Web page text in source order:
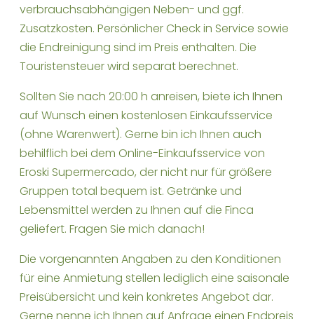
verbrauchsabhängigen Neben- und ggf.
Zusatzkosten. Persönlicher Check in Service sowie
die Endreinigung sind im Preis enthalten. Die
Touristensteuer wird separat berechnet.
Sollten Sie nach 20:00 h anreisen, biete ich Ihnen
auf Wunsch einen kostenlosen Einkaufsservice
(ohne Warenwert). Gerne bin ich Ihnen auch
behilflich bei dem Online-Einkaufsservice von
Eroski Supermercado, der nicht nur für größere
Gruppen total bequem ist. Getränke und
Lebensmittel werden zu Ihnen auf die Finca
geliefert. Fragen Sie mich danach!
Die vorgenannten Angaben zu den Konditionen
für eine Anmietung stellen lediglich eine saisonale
Preisübersicht und kein konkretes Angebot dar.